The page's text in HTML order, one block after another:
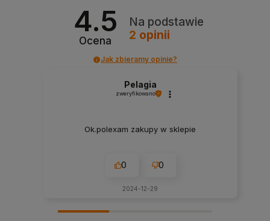
4.5
Ocena
Na podstawie
2 opinii
Jak zbieramy opinie?
Pelagia
zweryfikowano
Ok.polexam zakupy w sklepie
0 0
2024-12-29